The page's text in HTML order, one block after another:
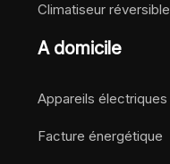
Climatiseur réversible
A domicile
Appareils électriques
Facture énergétique